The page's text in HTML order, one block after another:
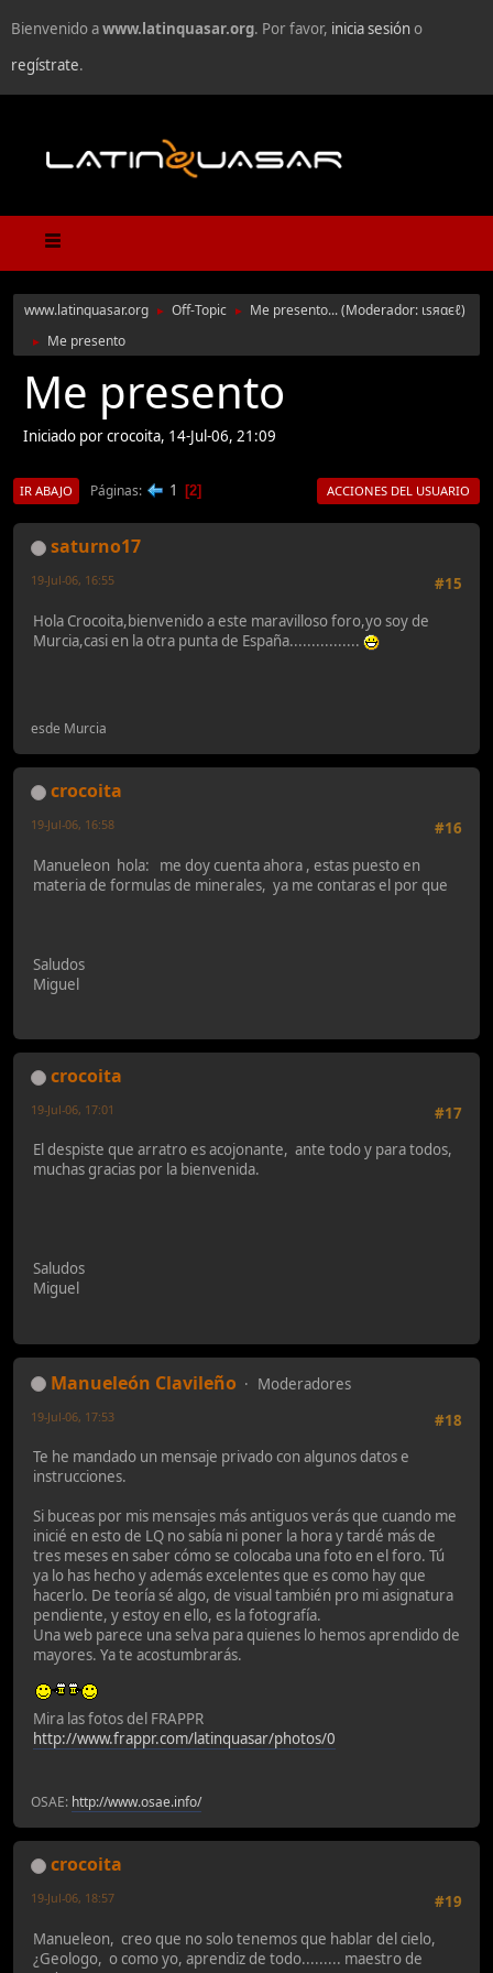
Bienvenido awww.latinquasar.org. Por favor, inicia sesióno
regístrate.
www.latinquasar.org ► Off-Topic ► Me presento...(Moderador: ιѕяαєℓ)
► Me presento
Me presento
Iniciado por crocoita, 14-Jul-06, 21:09
IR ABAJO Páginas 1 2 ACCIONES DEL USUARIO
saturno17
#15
19-Jul-06, 16:55
Hola Crocoita,bienvenido a este maravilloso foro,yo soy de
Murcia,casi en la otra punta de España................
esde Murcia
crocoita
#16
19-Jul-06, 16:58
Manueleon hola: me doy cuenta ahora , estas puesto en
materia de formulas de minerales, ya me contaras el por que
Saludos
Miguel
crocoita
#17
19-Jul-06, 17:01
El despiste que arratro es acojonante, ante todo y para todos,
muchas gracias por la bienvenida.
Saludos
Miguel
Manueleón Clavileño
Moderadores
#18
19-Jul-06, 17:53
Te he mandado un mensaje privado con algunos datos e
instrucciones.
Si buceas por mis mensajes más antiguos verás que cuando me
inicié en esto de LQ no sabía ni poner la hora y tardé más de
tres meses en saber cómo se colocaba una foto en el foro. Tú
ya lo has hecho y además excelentes que es como hay que
hacerlo. De teoría sé algo, de visual también pro mi asignatura
pendiente, y estoy en ello, es la fotografía.
Una web parece una selva para quienes lo hemos aprendido de
mayores. Ya te acostumbrarás.
Mira las fotos del FRAPPR
http://www.frappr.com/latinquasar/photos/0
OSAE: http://www.osae.info/
crocoita
#19
19-Jul-06, 18:57
Manueleon, creo que no solo tenemos que hablar del cielo,
¿Geologo, o como yo, aprendiz de todo......... maestro de